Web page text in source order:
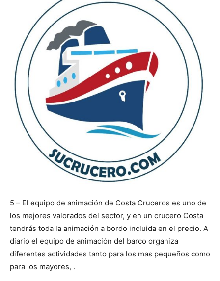
5 – El equipo de animación de Costa Cruceros es uno de
los mejores valorados del sector, y en un crucero Costa
tendrás toda la animación a bordo incluida en el precio. A
diario el equipo de animación del barco organiza
diferentes actividades tanto para los mas pequeños como
para los mayores, .